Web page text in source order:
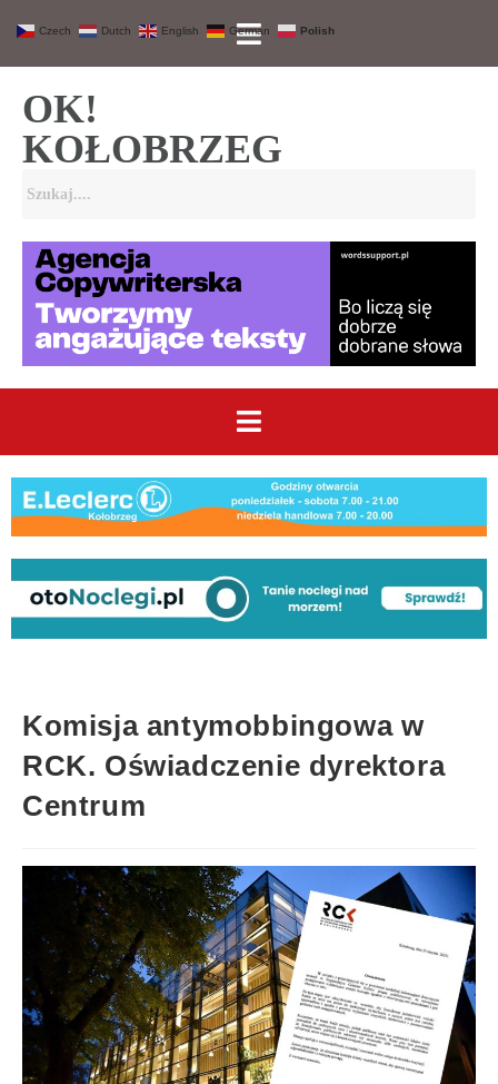
OK!
KOŁOBRZEG
Komisja antymobbingowa w
RCK. Oświadczenie dyrektora
Centrum
Czech Dutch English German Polish